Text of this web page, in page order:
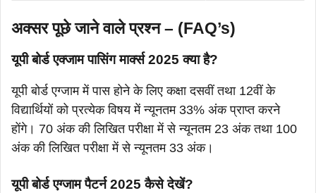
अक्सर पूछे जाने वाले प्रश्न – (FAQ’s)
यूपी बोर्ड एक्जाम पासिंग मार्क्स 2025 क्या है?
यूपी बोर्ड एग्जाम में पास होने के लिए कक्षा दसवीं तथा 12वीं के
विद्यार्थियों को प्रत्येक विषय में न्यूनतम 33% अंक प्राप्त करने
होंगे। 70 अंक की लिखित परीक्षा में से न्यूनतम 23 अंक तथा 100
अंक की लिखित परीक्षा में से न्यूनतम 33 अंक।
यूपी बोर्ड एग्जाम पैटर्न 2025 कैसे देखें?